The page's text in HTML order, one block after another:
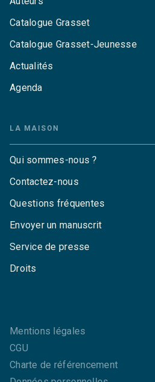
Catalogue Grasset
Catalogue Grasset-Jeunesse
Actualités
Agenda
LA MAISON
Qui sommes-nous ?
Contactez-nous
Questions fréquentes
Envoyer un manuscrit
Service de presse
Droits
Mentions légales
CGU
Charte de référencement